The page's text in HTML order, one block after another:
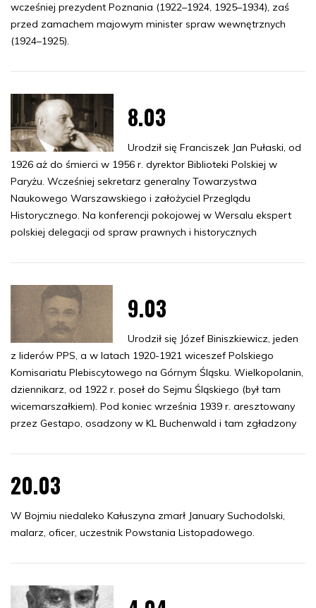
wcześniej prezydent Poznania (1922–1924, 1925–1934), zaś
przed zamachem majowym minister spraw wewnętrznych
(1924–1925).
8.03
Urodził się Franciszek Jan Pułaski, od
1926 aż do śmierci w 1956 r. dyrektor Biblioteki Polskiej w
Paryżu. Wcześniej sekretarz generalny Towarzystwa
Naukowego Warszawskiego i założyciel Przeglądu
Historycznego. Na konferencji pokojowej w Wersalu ekspert
polskiej delegacji od spraw prawnych i historycznych
9.03
Urodził się Józef Biniszkiewicz, jeden
z liderów PPS, a w latach 1920-1921 wiceszef Polskiego
Komisariatu Plebiscytowego na Górnym Śląsku. Wielkopolanin,
dziennikarz, od 1922 r. poseł do Sejmu Śląskiego (był tam
wicemarszałkiem). Pod koniec września 1939 r. aresztowany
przez Gestapo, osadzony w KL Buchenwald i tam zgładzony
20.03
W Bojmiu niedaleko Kałuszyna zmarł January Suchodolski,
malarz, oficer, uczestnik Powstania Listopadowego.